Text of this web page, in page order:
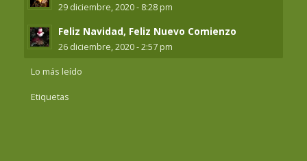
29 diciembre, 2020 - 8:28 pm
Feliz Navidad, Feliz Nuevo Comienzo
26 diciembre, 2020 - 2:57 pm
Lo más leído
Etiquetas